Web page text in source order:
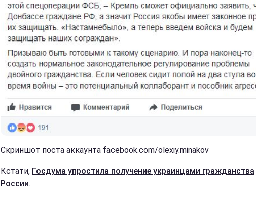
Скриншот поста аккаунта facebook.com/olexiy.minakov
Кстати, Госдума упростила получение украинцами гражданства
России.